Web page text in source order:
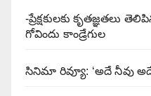
-ప్రేక్షకులకు కృతజ్ఞతలు
గోవిందు కాండ్రేగుల
సినిమా రివ్యూ: ‘అదే నీవు అదే